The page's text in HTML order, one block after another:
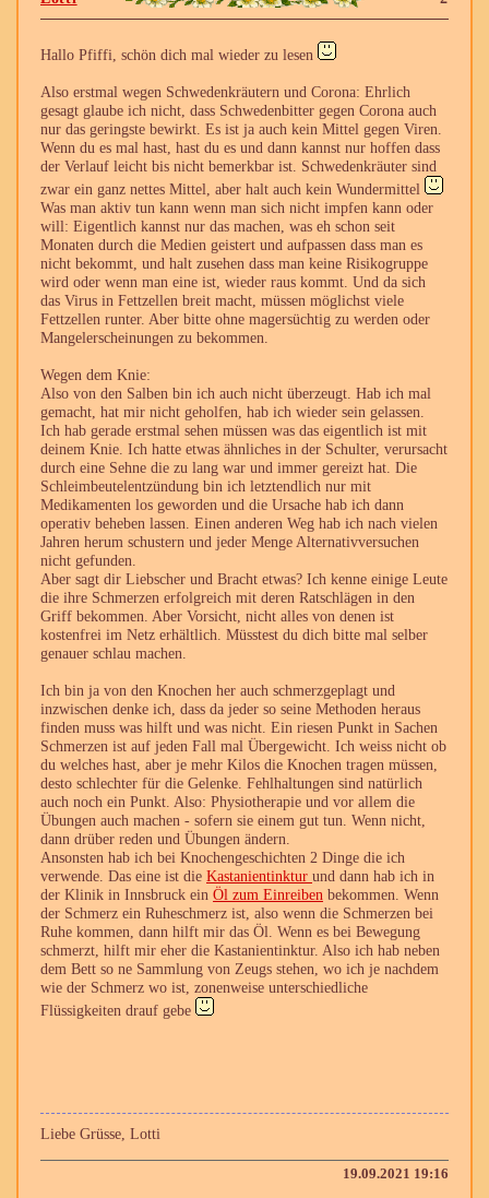
Hallo Pfiffi, schön dich mal wieder zu lesen
Also erstmal wegen Schwedenkräutern und Corona: Ehrlich
gesagt glaube ich nicht, dass Schwedenbitter gegen Corona auch
nur das geringste bewirkt. Es ist ja auch kein Mittel gegen Viren.
Wenn du es mal hast, hast du es und dann kannst nur hoffen dass
der Verlauf leicht bis nicht bemerkbar ist. Schwedenkräuter sind
zwar ein ganz nettes Mittel, aber halt auch kein Wundermittel
Was man aktiv tun kann wenn man sich nicht impfen kann oder
will: Eigentlich kannst nur das machen, was eh schon seit
Monaten durch die Medien geistert und aufpassen dass man es
nicht bekommt, und halt zusehen dass man keine Risikogruppe
wird oder wenn man eine ist, wieder raus kommt. Und da sich
das Virus in Fettzellen breit macht, müssen möglichst viele
Fettzellen runter. Aber bitte ohne magersüchtig zu werden oder
Mangelerscheinungen zu bekommen.
Wegen dem Knie:
Also von den Salben bin ich auch nicht überzeugt. Hab ich mal
gemacht, hat mir nicht geholfen, hab ich wieder sein gelassen.
Ich hab gerade erstmal sehen müssen was das eigentlich ist mit
deinem Knie. Ich hatte etwas ähnliches in der Schulter, verursacht
durch eine Sehne die zu lang war und immer gereizt hat. Die
Schleimbeutelentzündung bin ich letztendlich nur mit
Medikamenten los geworden und die Ursache hab ich dann
operativ beheben lassen. Einen anderen Weg hab ich nach vielen
Jahren herum schustern und jeder Menge Alternativversuchen
nicht gefunden.
Aber sagt dir Liebscher und Bracht etwas? Ich kenne einige Leute
die ihre Schmerzen erfolgreich mit deren Ratschlägen in den
Griff bekommen. Aber Vorsicht, nicht alles von denen ist
kostenfrei im Netz erhältlich. Müsstest du dich bitte mal selber
genauer schlau machen.
Ich bin ja von den Knochen her auch schmerzgeplagt und
inzwischen denke ich, dass da jeder so seine Methoden heraus
finden muss was hilft und was nicht. Ein riesen Punkt in Sachen
Schmerzen ist auf jeden Fall mal Übergewicht. Ich weiss nicht ob
du welches hast, aber je mehr Kilos die Knochen tragen müssen,
desto schlechter für die Gelenke. Fehlhaltungen sind natürlich
auch noch ein Punkt. Also: Physiotherapie und vor allem die
Übungen auch machen - sofern sie einem gut tun. Wenn nicht,
dann drüber reden und Übungen ändern.
Ansonsten hab ich bei Knochengeschichten 2 Dinge die ich
verwende. Das eine ist die Kastanientinktur und dann hab ich in
der Klinik in Innsbruck ein Öl zum Einreiben bekommen. Wenn
der Schmerz ein Ruheschmerz ist, also wenn die Schmerzen bei
Ruhe kommen, dann hilft mir das Öl. Wenn es bei Bewegung
schmerzt, hilft mir eher die Kastanientinktur. Also ich hab neben
dem Bett so ne Sammlung von Zeugs stehen, wo ich je nachdem
wie der Schmerz wo ist, zonenweise unterschiedliche
Flüssigkeiten drauf gebe
Liebe Grüsse, Lotti
19.09.2021 19:16